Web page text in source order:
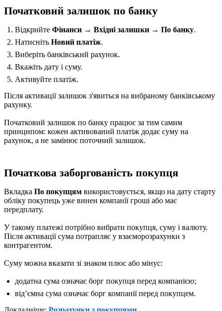
Початковий залишок по банку
Відкрийте Фінанси → Вхідні залишки → По банку.
Натисніть Новий платіж.
Виберіть банківський рахунок.
Вкажіть дату і суму.
Активуйте платіж.
Після активації залишок з'явиться на вибраному банківському
рахунку.
Початковий залишок по банку працює за тим самим
принципом: кожен активований платіж додає суму на
рахунок, а не замінює поточний залишок.
Початкова заборгованість покупця
Вкладка По покупцям використовується, якщо на дату старту
обліку покупець уже винен компанії гроші або має
передплату.
У такому платежі потрібно вибрати покупця, суму і валюту.
Після активації сума потрапляє у взаєморозрахунки з
контрагентом.
Суму можна вказати зі знаком плюс або мінус:
додатна сума означає борг покупця перед компанією;
відʼємна сума означає борг компанії перед покупцем.